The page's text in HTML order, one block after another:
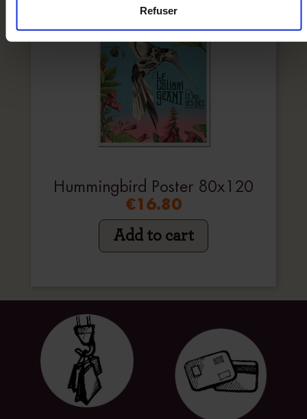
Refuser
Hummingbird Poster 80x120
€16.80
Add to cart